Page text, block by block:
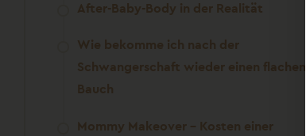
After-Baby-Body in der Realität
Wie bekomme ich nach der
Schwangerschaft wieder einen flachen
Bauch
Mommy Makeover – Kosten einer